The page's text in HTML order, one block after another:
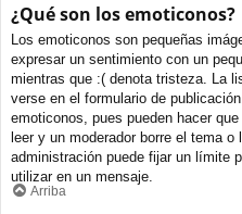
¿Qué son los emoticonos?
Los emoticonos son pequeñas
expresar un sentimiento con un
mientras que :( denota tristeza. La
verse en el formulario de
emoticonos, pues pueden hacer
leer y un moderador borre el tema
administración puede fijar un límite
utilizar en un mensaje.
Arriba